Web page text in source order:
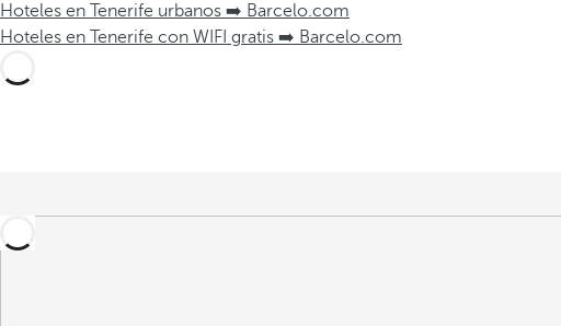
Hoteles en Tenerife urbanos ➡️ Barcelo.com
Hoteles en Tenerife con WIFI gratis ➡️ Barcelo.com